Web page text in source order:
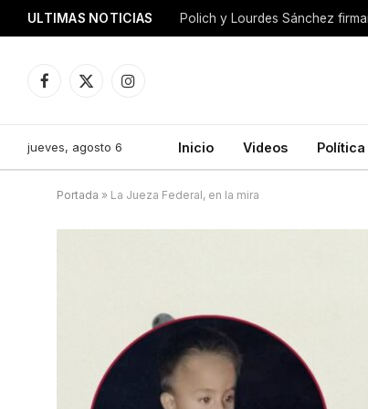
ULTIMAS NOTICIAS
Facebook
X
Instagram
jueves, agosto 6 Inicio Videos Política
Portada » La Jueza Federal, en la mira